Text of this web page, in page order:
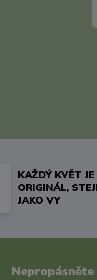
KAŽDÝ KVĚT JE
ORIGINÁL,
JAKO VY